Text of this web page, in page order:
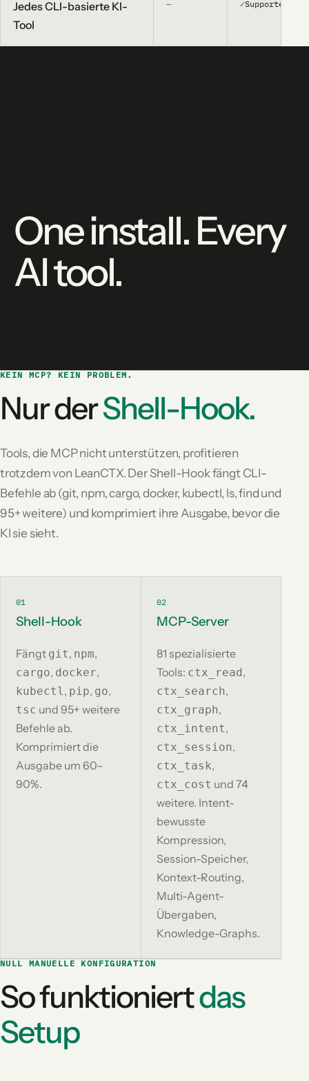
Jedes CLI-basierte KI-
Tool
— ✓Supported
One install. Every
AI tool.
KEIN MCP? KEIN PROBLEM.
Nur derShell-Hook.
Tools, die MCP nicht unterstützen, profitieren
trotzdem von LeanCTX. Der Shell-Hook fängt CLI-
Befehle ab (git, npm, cargo, docker, kubectl, ls, find und
95+ weitere) und komprimiert ihre Ausgabe, bevor die
KI sie sieht.
01
Shell-Hook
Fängt git, npm,
cargo, docker,
kubectl , pip, go,
tsc und 95+ weitere
Befehle ab.
Komprimiert die
Ausgabe um 60–
90%.
02
MCP-Server
81 spezialisierte
Tools: ctx_read,
ctx_search,
ctx_graph,
ctx_intent,
ctx_session,
ctx_task,
ctx_cost und 74
weitere. Intent-
bewusste
Kompression,
Session-Speicher,
Kontext-Routing,
Multi-Agent-
Übergaben,
Knowledge-Graphs.
NULL MANUELLE KONFIGURATION
So funktioniertdas
Setup